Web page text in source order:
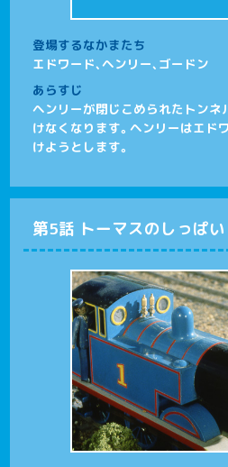
登場するなかまたち
エドワード、ヘンリー、ゴードン
あらすじ
ヘンリーが閉じこめられたトンネ
けなくなります。ヘンリーはエド
けようとします。
第5話 トーマスのしっぱい